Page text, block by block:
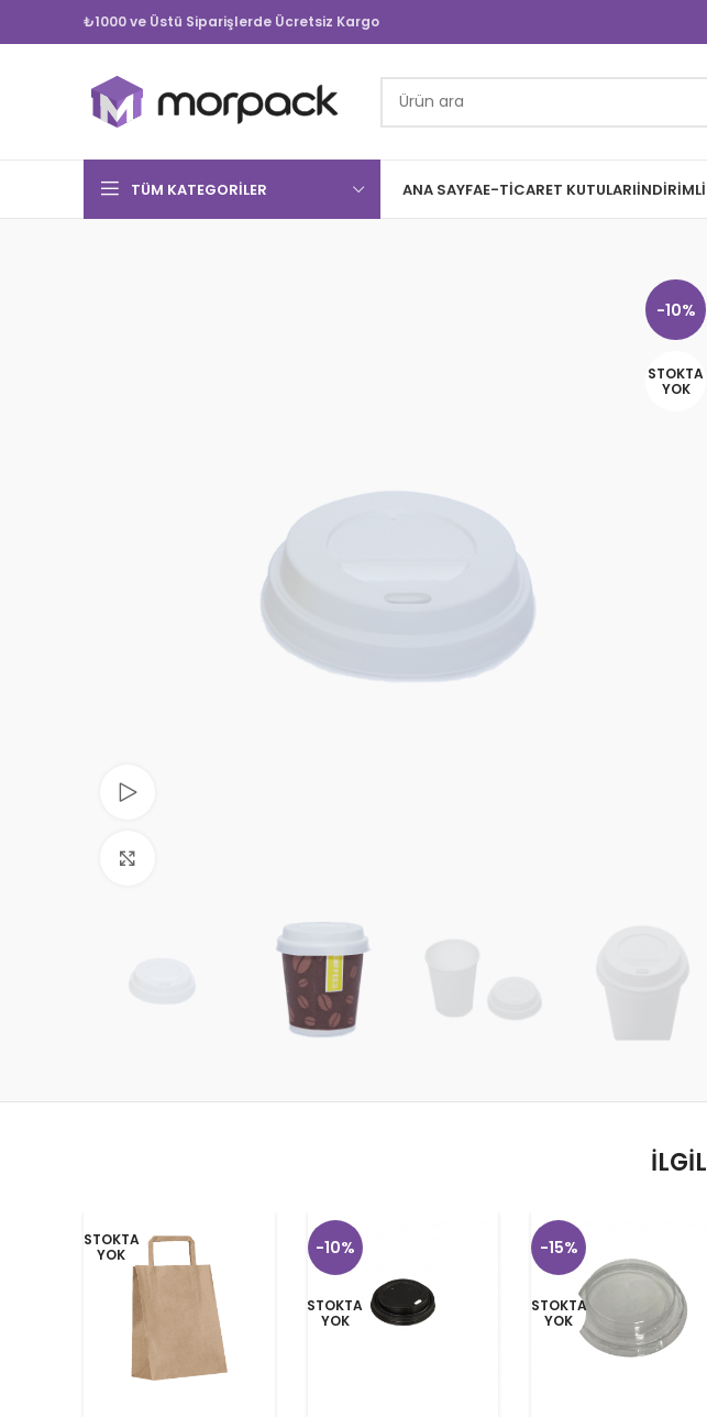
₺1000 ve Üstü Siparişlerde Ücretsiz Kargo
TÜM KATEGORILER ANA SAYFAE-TICARET KUTULARIİNDIRIMLI
-10%
STOKTA
YOK
STOKTA
YOK
-10%
STOKTA
YOK
-15%
STOKTA
YOK